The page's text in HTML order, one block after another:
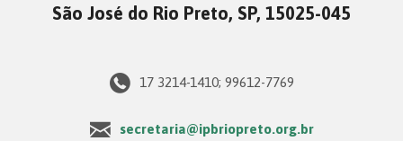
São José do Rio Preto, SP, 15025-045
17 3214-1410; 99612-7769
secretaria@ipbriopreto.org.br